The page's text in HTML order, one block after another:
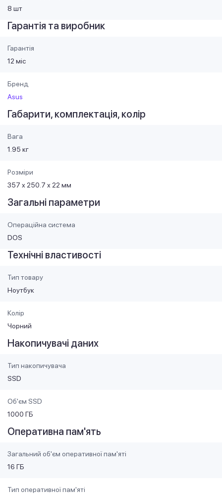
8 шт
Гарантія та виробник
Гарантія
12 міс
Бренд
Asus
Габарити, комплектація, колір
Вага
1.95 кг
Розміри
357 х 250.7 х 22 мм
Загальні параметри
Операційна система
DOS
Технічні властивості
Тип товару
Ноутбук
Колір
Чорний
Накопичувачі даних
Тип накопичувача
SSD
Об'єм SSD
1000 ГБ
Оперативна пам'ять
Загальний об'єм оперативної пам'яті
16 ГБ
Тип оперативної пам'яті